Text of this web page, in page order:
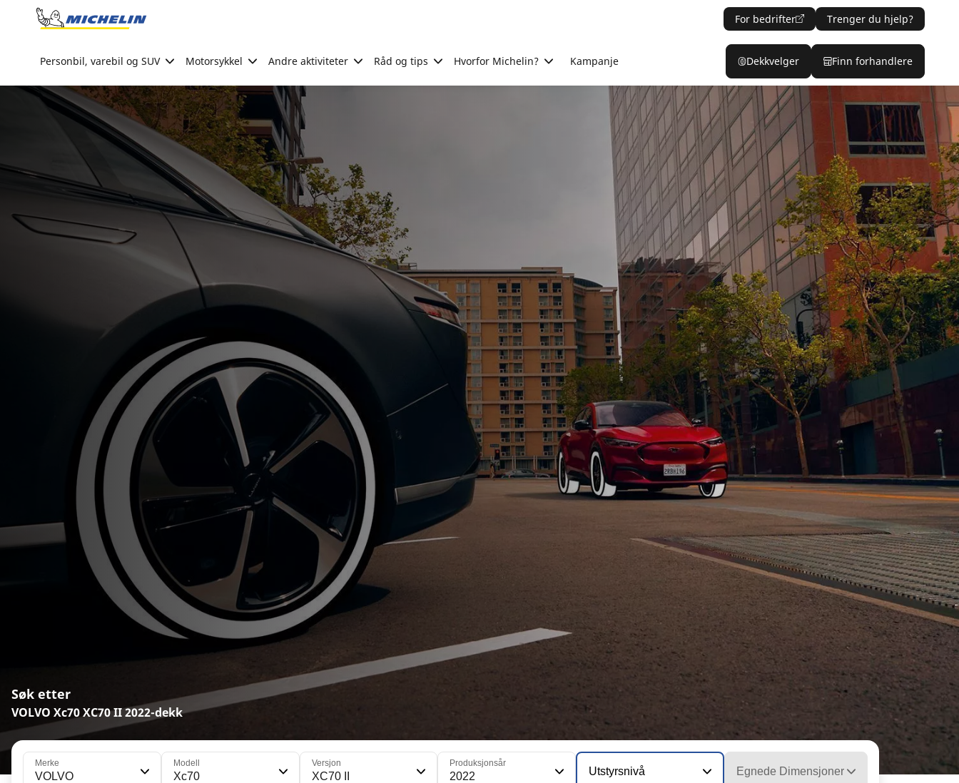
Go to page content
For bedrifter Trenger du hjelp?
Personbil, varebil og SUV Motorsykkel Andre aktiviteter Råd og tips Hvorfor Michelin? Kampanje Dekkvelger Finn forhandlere
Søk etter
VOLVO Xc70 XC70 II 2022-dekk
Merke
VOLVO
Modell
Xc70
Versjon
XC70 II
Produksjonsår
2022 Utstyrsnivå Egnede Dimensjoner